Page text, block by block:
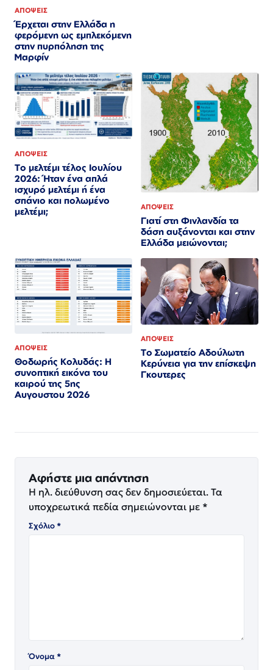
ΑΠΟΨΕΙΣ
Έρχεται στην Ελλάδα η
φερόμενη ως εμπλεκόμενη
στην πυρπόληση της
Μαρφίν
ΑΠΟΨΕΙΣ
Το μελτέμι τέλος Ιουλίου
2026: Ήταν ένα απλά
ισχυρό μελτέμι ή ένα
σπάνιο και πολωμένο
μελτέμι;
ΑΠΟΨΕΙΣ
Γιατί στη Φινλανδία τα
δάση αυξάνονται και στην
Ελλάδα μειώνονται;
ΑΠΟΨΕΙΣ
Θοδωρής Κολυδάς: Η
συνοπτική εικόνα του
καιρού της 5ης
Αυγουστου 2026
ΑΠΟΨΕΙΣ
Το Σωματείο Αδούλωτη
Κερύνεια για την επίσκεψη
Γκουτερες
Αφήστε μια απάντηση
Η ηλ. διεύθυνση σας δεν δημοσιεύεται. Τα
υποχρεωτικά πεδία σημειώνονται με *
Σχόλιο*
Όνομα*